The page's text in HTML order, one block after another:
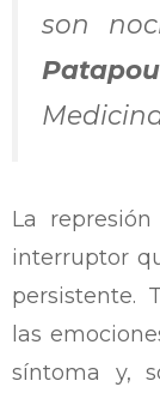
son
La
interruptor
persistente.
las
síntoma y,